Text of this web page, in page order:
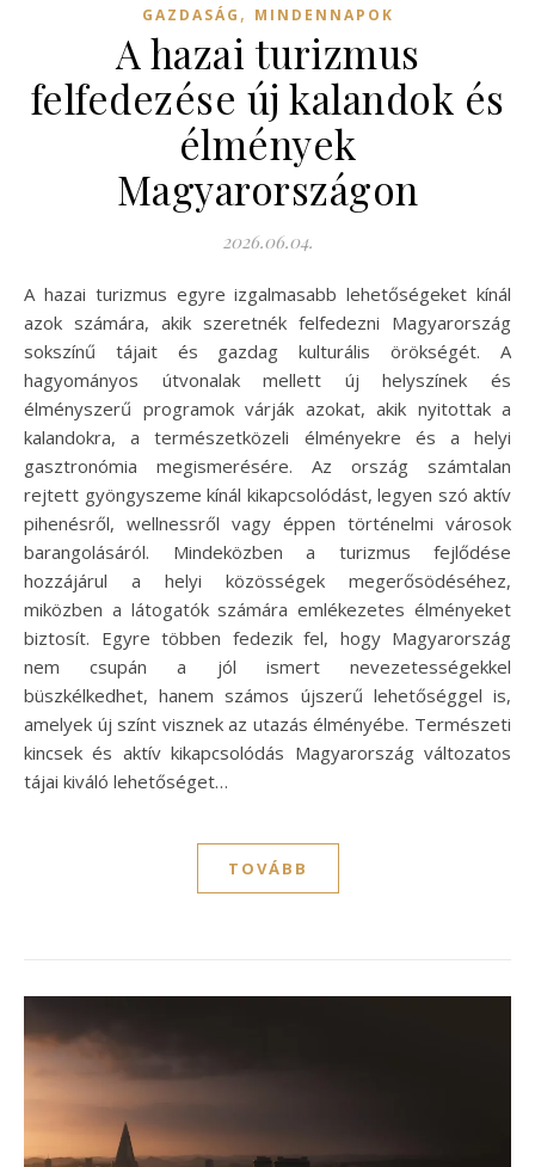
GAZDASÁG , MINDENNAPOK
A hazai turizmus
felfedezése új kalandok és
élmények
Magyarországon
2026.06.04.
A hazai turizmus egyre izgalmasabb lehetőségeket kínál
azok számára, akik szeretnék felfedezni Magyarország
sokszínű tájait és gazdag kulturális örökségét. A
hagyományos útvonalak mellett új helyszínek és
élményszerű programok várják azokat, akik nyitottak a
kalandokra, a természetközeli élményekre és a helyi
gasztronómia megismerésére. Az ország számtalan
rejtett gyöngyszeme kínál kikapcsolódást, legyen szó aktív
pihenésről, wellnessről vagy éppen történelmi városok
barangolásáról. Mindeközben a turizmus fejlődése
hozzájárul a helyi közösségek megerősödéséhez,
miközben a látogatók számára emlékezetes élményeket
biztosít. Egyre többen fedezik fel, hogy Magyarország
nem csupán a jól ismert nevezetességekkel
büszkélkedhet, hanem számos újszerű lehetőséggel is,
amelyek új színt visznek az utazás élményébe. Természeti
kincsek és aktív kikapcsolódás Magyarország változatos
tájai kiváló lehetőséget…
TOVÁBB